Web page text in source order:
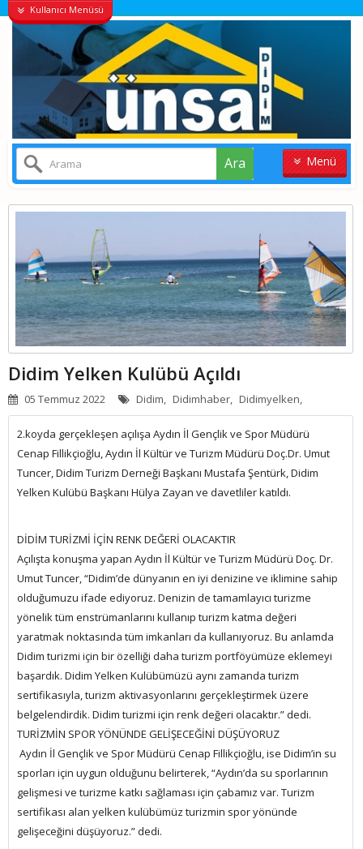
Kullanıcı Menüsü
Menü
Ara
ANASAYFA
VILLALAR
ARSA
İŞYERI
APART - OTELLER
GÜNLÜK KIRALIK
HABERLER
Didim Yelken Kulübü Açıldı
05 Temmuz 2022 Didim, Didimhaber, Didimyelken,
2.koyda gerçekleşen açılışa Aydın İl Gençlik ve Spor Müdürü
Cenap Fillikçioğlu, Aydın İl Kültür ve Turizm Müdürü Doç.Dr. Umut
Tuncer, Didim Turizm Derneği Başkanı Mustafa Şentürk, Didim
Yelken Kulübü Başkanı Hülya Zayan ve davetliler katıldı.
DİDİM TURİZMİ İÇİN RENK DEĞERİ OLACAKTIR
Açılışta konuşma yapan Aydın İl Kültür ve Turizm Müdürü Doç. Dr.
Umut Tuncer, “Didim’de dünyanın en iyi denizine ve iklimine sahip
olduğumuzu ifade ediyoruz. Denizin de tamamlayıcı turizme
yönelik tüm enstrümanlarını kullanıp turizm katma değeri
yaratmak noktasında tüm imkanları da kullanıyoruz. Bu anlamda
Didim turizmi için bir özelliği daha turizm portföyümüze eklemeyi
başardık. Didim Yelken Kulübümüzü aynı zamanda turizm
sertifikasıyla, turizm aktivasyonlarını gerçekleştirmek üzere
belgelendirdik. Didim turizmi için renk değeri olacaktır.” dedi.
TURİZMİN SPOR YÖNÜNDE GELİŞECEĞİNİ DÜŞÜYORUZ
Aydın İl Gençlik ve Spor Müdürü Cenap Fillikçioğlu, ise Didim’in su
sporları için uygun olduğunu belirterek, “Aydın’da su sporlarının
gelişmesi ve turizme katkı sağlaması için çabamız var. Turizm
sertifikası alan yelken kulübümüz turizmin spor yönünde
gelişeceğini düşüyoruz.” dedi.